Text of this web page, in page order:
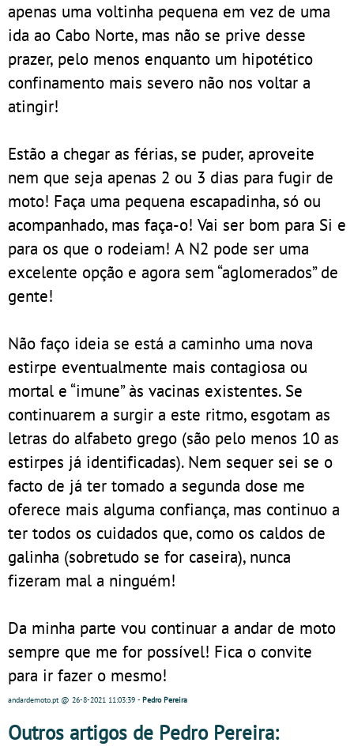
apenas uma voltinha pequena em vez de uma
ida ao Cabo Norte, mas não se prive desse
prazer, pelo menos enquanto um hipotético
confinamento mais severo não nos voltar a
atingir!
Estão a chegar as férias, se puder, aproveite
nem que seja apenas 2 ou 3 dias para fugir de
moto! Faça uma pequena escapadinha, só ou
acompanhado, mas faça-o! Vai ser bom para Si e
para os que o rodeiam! A N2 pode ser uma
excelente opção e agora sem “aglomerados” de
gente!
Não faço ideia se está a caminho uma nova
estirpe eventualmente mais contagiosa ou
mortal e “imune” às vacinas existentes. Se
continuarem a surgir a este ritmo, esgotam as
letras do alfabeto grego (são pelo menos 10 as
estirpes já identificadas). Nem sequer sei se o
facto de já ter tomado a segunda dose me
oferece mais alguma confiança, mas continuo a
ter todos os cuidados que, como os caldos de
galinha (sobretudo se for caseira), nunca
fizeram mal a ninguém!
Da minha parte vou continuar a andar de moto
sempre que me for possível! Fica o convite
para ir fazer o mesmo!
andardemoto.pt@ 26-8-2021 11:03:39 - Pedro Pereira
Outros artigos de Pedro Pereira: